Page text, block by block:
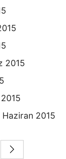
2015
Haziran 2015